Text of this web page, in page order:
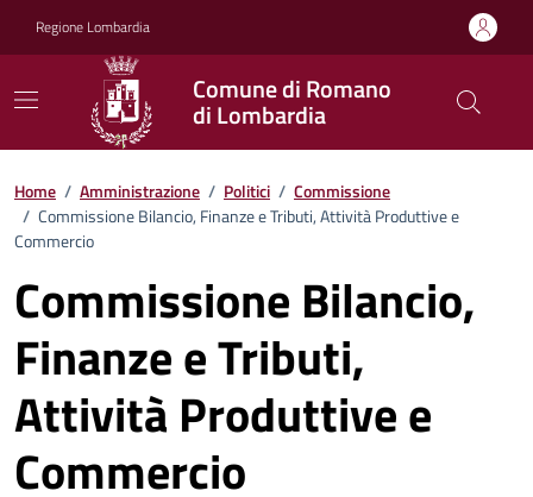
Regione Lombardia
Comune di Romano
di Lombardia
Home / Amministrazione / Politici / Commissione
/ Commissione Bilancio, Finanze e Tributi, Attività Produttive e
Commercio
Commissione Bilancio,
Finanze e Tributi,
Attività Produttive e
Commercio